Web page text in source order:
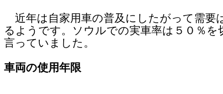
近年は自家用車の普及にしたがって需要
るようです。ソウルでの実車率は５０％を
言っていました。
車両の使用年限